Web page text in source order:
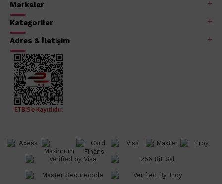
Markalar
Kategoriler
Adres & İletişim